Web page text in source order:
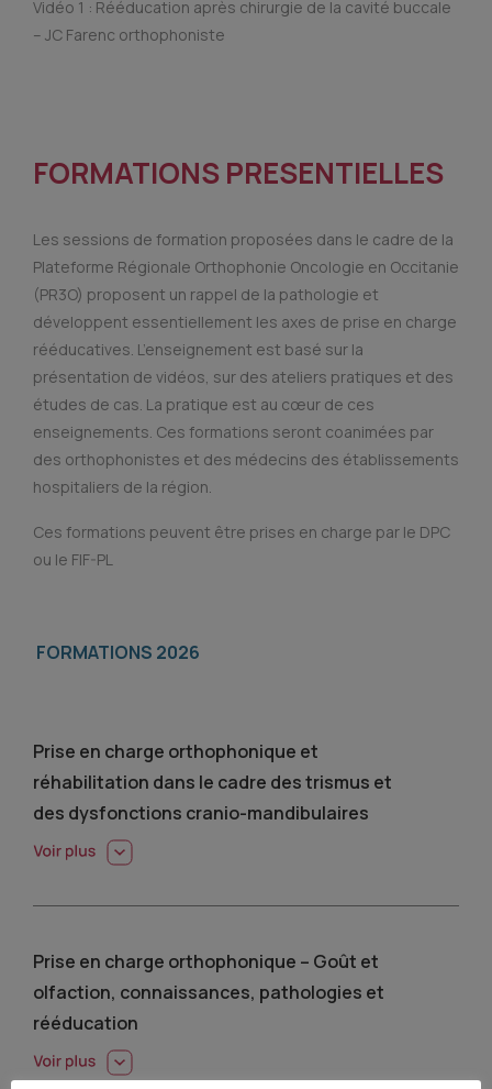
Vidéo 1 : Rééducation après chirurgie de la cavité buccale
– JC Farenc orthophoniste
FORMATIONS PRESENTIELLES
Les sessions de formation proposées dans le cadre de la
Plateforme Régionale Orthophonie Oncologie en Occitanie
(PR3O) proposent un rappel de la pathologie et
développent essentiellement les axes de prise en charge
rééducatives. L’enseignement est basé sur la
présentation de vidéos, sur des ateliers pratiques et des
études de cas. La pratique est au cœur de ces
enseignements. Ces formations seront coanimées par
des orthophonistes et des médecins des établissements
hospitaliers de la région.
Ces formations peuvent être prises en charge par le DPC
ou le FIF-PL
FORMATIONS 2026
Prise en charge orthophonique et
réhabilitation dans le cadre des trismus et
des dysfonctions cranio-mandibulaires
Prise en charge orthophonique – Goût et
olfaction, connaissances, pathologies et
rééducation